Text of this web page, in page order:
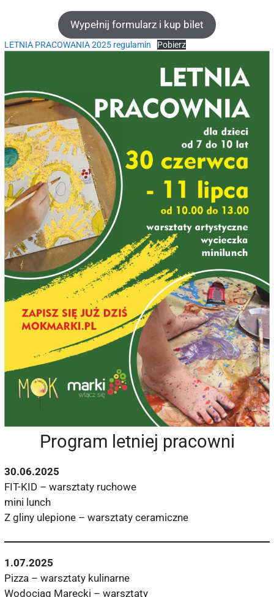
Wypełnij formularz i kup bilet
LETNIA PRACOWANIA 2025 regulamin Pobierz
Program letniej pracowni
30.06.2025
FIT-KID – warsztaty ruchowe
mini lunch
Z gliny ulepione – warsztaty ceramiczne
1.07.2025
Pizza – warsztaty kulinarne
Wodociąg Marecki – warsztaty